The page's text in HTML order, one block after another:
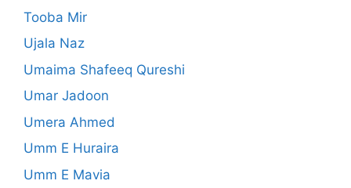
Tooba Mir
Ujala Naz
Umaima Shafeeq Qureshi
Umar Jadoon
Umera Ahmed
Umm E Huraira
Umm E Mavia